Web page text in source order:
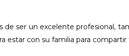
de ser un excelente profesional,
estar con su familia para